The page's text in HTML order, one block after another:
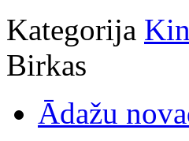
Kategorija
Birkas
Ādažu